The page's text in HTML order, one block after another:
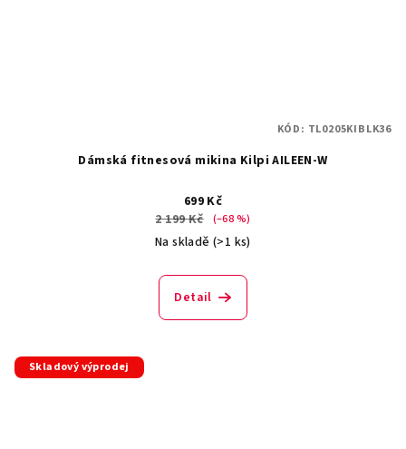
Dámská fitnesová mikina Kilpi AILEEN-W
699 Kč
2 199 Kč
(–68 %)
Na skladě(>1 ks)
Detail
KÓD: TL0205KIBLK36
Skladový výprodej